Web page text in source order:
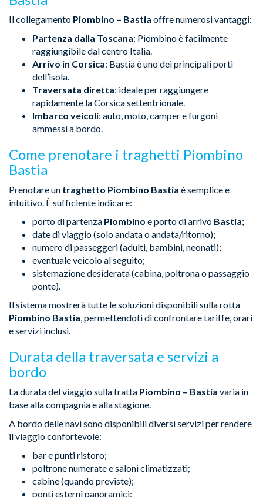
Il collegamento Piombino – Bastia offre numerosi vantaggi:
Partenza dalla Toscana: Piombino è facilmente
raggiungibile dal centro Italia.
Arrivo in Corsica: Bastia è uno dei principali porti
dell’isola.
Traversata diretta: ideale per raggiungere
rapidamente la Corsica settentrionale.
Imbarco veicoli: auto, moto, camper e furgoni
ammessi a bordo.
Come prenotare i traghetti Piombino
Bastia
Prenotare un traghetto Piombino Bastia è semplice e
intuitivo. È sufficiente indicare:
porto di partenza Piombino e porto di arrivo Bastia;
date di viaggio (solo andata o andata/ritorno);
numero di passeggeri (adulti, bambini, neonati);
eventuale veicolo al seguito;
sistemazione desiderata (cabina, poltrona o passaggio
ponte).
Il sistema mostrerà tutte le soluzioni disponibili sulla rotta
Piombino Bastia, permettendoti di confrontare tariffe, orari
e servizi inclusi.
Durata della traversata e servizi a
bordo
La durata del viaggio sulla tratta Piombino – Bastia varia in
base alla compagnia e alla stagione.
A bordo delle navi sono disponibili diversi servizi per rendere
il viaggio confortevole:
bar e punti ristoro;
poltrone numerate e saloni climatizzati;
cabine (quando previste);
ponti esterni panoramici;